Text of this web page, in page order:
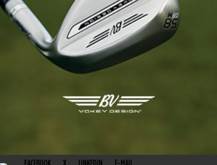
FACEBOOK X LINKEDIN E-MAIL